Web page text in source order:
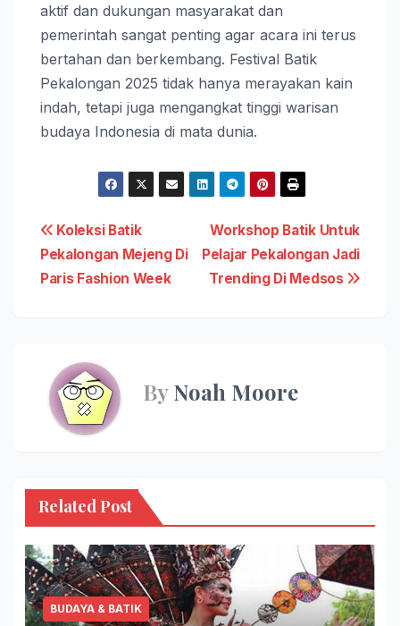
aktif dan dukungan masyarakat dan
pemerintah sangat penting agar acara ini terus
bertahan dan berkembang. Festival Batik
Pekalongan 2025 tidak hanya merayakan kain
indah, tetapi juga mengangkat tinggi warisan
budaya Indonesia di mata dunia.
Post
navigation
Workshop Batik Untuk
Pelajar Pekalongan Jadi
Trending Di Medsos
Koleksi Batik
Pekalongan Mejeng Di
Paris Fashion Week
ByNoah Moore
Related Post
BUDAYA & BATIK